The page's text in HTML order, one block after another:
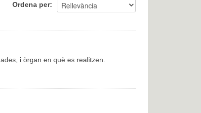
Ordena per
i òrgan en què es realitzen.